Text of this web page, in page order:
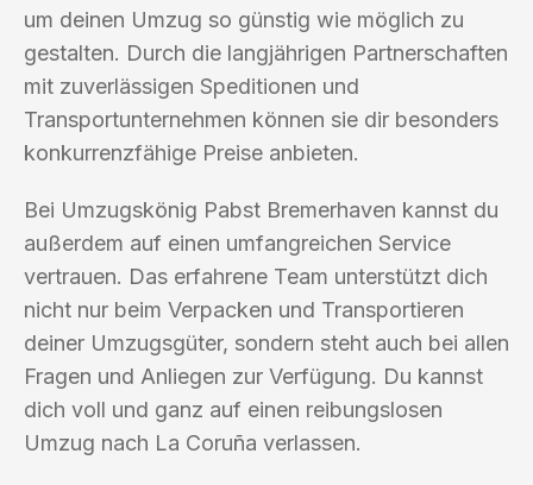
um deinen Umzug so günstig wie möglich zu
gestalten. Durch die langjährigen Partnerschaften
mit zuverlässigen Speditionen und
Transportunternehmen können sie dir besonders
konkurrenzfähige Preise anbieten.
Bei Umzugskönig Pabst Bremerhaven kannst du
außerdem auf einen umfangreichen Service
vertrauen. Das erfahrene Team unterstützt dich
nicht nur beim Verpacken und Transportieren
deiner Umzugsgüter, sondern steht auch bei allen
Fragen und Anliegen zur Verfügung. Du kannst
dich voll und ganz auf einen reibungslosen
Umzug nach La Coruña verlassen.